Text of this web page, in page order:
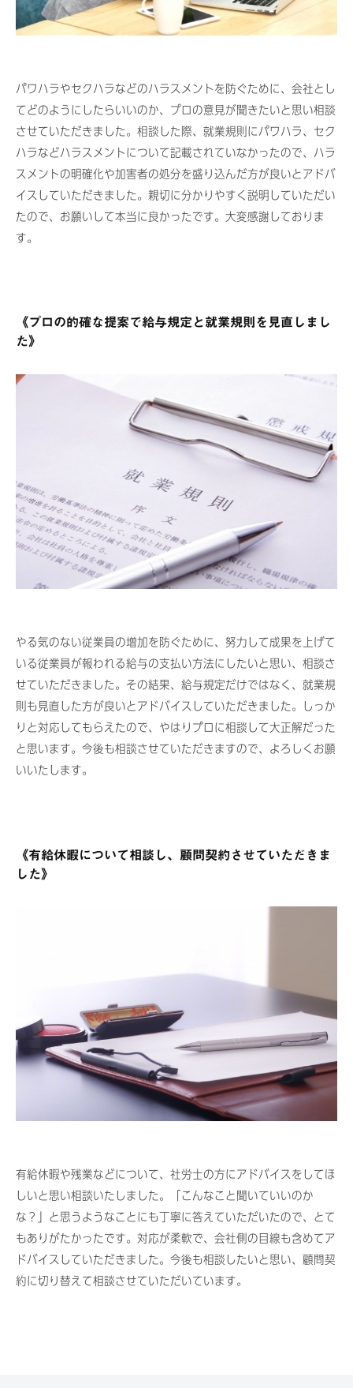
パワハラやセクハラなどのハラスメントを防ぐために、会社とし
てどのようにしたらいいのか、プロの意見が聞きたいと思い相談
させていただきました。相談した際、就業規則にパワハラ、セク
ハラなどハラスメントについて記載されていなかったので、ハラ
スメントの明確化や加害者の処分を盛り込んだ方が良いとアドバ
イスしていただきました。親切に分かりやすく説明していただい
たので、お願いして本当に良かったです。大変感謝しておりま
す。
《プロの的確な提案で給与規定と就業規則を見直しまし
た》
やる気のない従業員の増加を防ぐために、努力して成果を上げて
いる従業員が報われる給与の支払い方法にしたいと思い、相談さ
せていただきました。その結果、給与規定だけではなく、就業規
則も見直した方が良いとアドバイスしていただきました。しっか
りと対応してもらえたので、やはりプロに相談して大正解だった
と思います。今後も相談させていただきますので、よろしくお願
いいたします。
《有給休暇について相談し、顧問契約させていただきま
した》
有給休暇や残業などについて、社労士の方にアドバイスをしてほ
しいと思い相談いたしました。「こんなこと聞いていいのか
な？」と思うようなことにも丁寧に答えていただいたので、とて
もありがたかったです。対応が柔軟で、会社側の目線も含めてア
ドバイスしていただきました。今後も相談したいと思い、顧問契
約に切り替えて相談させていただいています。